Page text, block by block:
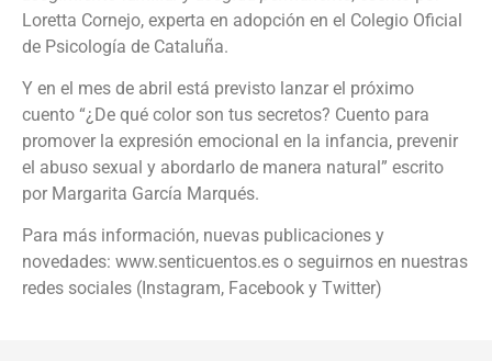
Loretta Cornejo, experta en adopción en el Colegio Oficial
de Psicología de Cataluña.
Y en el mes de abril está previsto lanzar el próximo
cuento “¿De qué color son tus secretos? Cuento para
promover la expresión emocional en la infancia, prevenir
el abuso sexual y abordarlo de manera natural” escrito
por Margarita García Marqués.
Para más información, nuevas publicaciones y
novedades: www.senticuentos.es o seguirnos en nuestras
redes sociales (Instagram, Facebook y Twitter)